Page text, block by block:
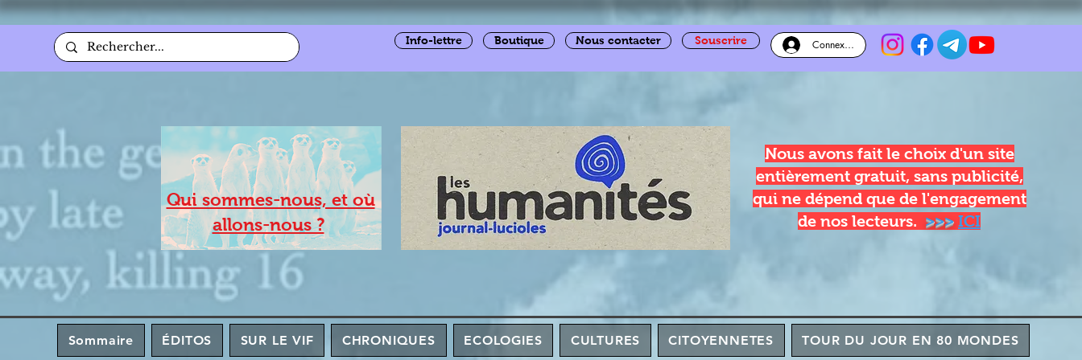
Info-lettre Boutique Nous contacter Souscrire Connexion
Qui sommes-nous, et où
allons-nous ?
Nous avons fait le choix d'un site
entièrement gratuit, sans publicité,
qui ne dépend que de l'engagement
de nos lecteurs. >>> ICI
Sommaire ÉDITOS SUR LE VIF CHRONIQUES ECOLOGIES CULTURES CITOYENNETES TOUR DU JOUR EN 80 MONDES